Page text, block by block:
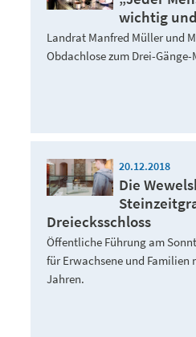
wichtig
Landrat Manfred Müller und
Obdachlose zum Drei-Gänge-
20.12.2018
Die
Dreiecksschloss
Öffentliche Führung am
für Erwachsene und Familien
Jahren.